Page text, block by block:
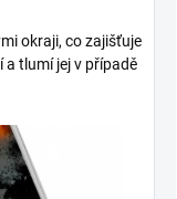
okraji, co zajišťuje
a tlumí jej v případě